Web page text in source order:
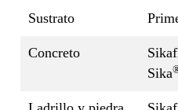
Sustrato
Concreto
Sika